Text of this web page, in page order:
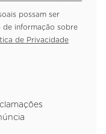
possam ser
de informação sobre
de Privacidade